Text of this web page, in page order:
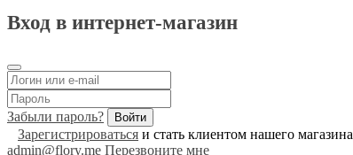
Вход в интернет-магазин
Забыли пароль?
Зарегистрироваться и стать клиентом нашего магазина
admin@flory.me Перезвоните мне